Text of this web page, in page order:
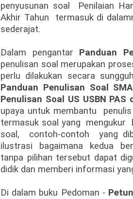
penyusunan soal Penilaian
Akhir Tahun termasuk di
sederajat.
Dalam pengantar Panduan
penulisan soal merupakan
perlu dilakukan secara
Panduan Penulisan Soal
Penulisan Soal US USBN
upaya untuk membantu
termasuk soal yang
soal, contoh-contoh yang
ilustrasi bagaimana kedua
tanpa pilihan tersebut dapat
didik dan memberi informasi
Di dalam buku Pedoman -